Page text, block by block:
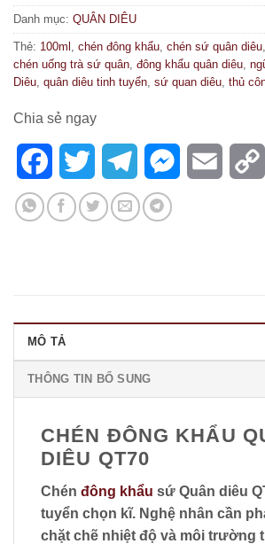
Danh mục: QUÂN DIÊU
Thẻ: 100ml chén đông khẩu chén sứ quân diêu
chén uống trà sứ quân đông khẩu quân diêu
Diêu quân diêu tinh tuyển sứ quan diêu thủ
Chia sẻ ngay
FacebookTwitter TelegramMessenger
Email
MÔ TẢ
THÔNG TIN BỔ SUNG
CHÉN ĐÔNG KHẨU
DIÊU QT70
Chén đông khẩu sứ Quân diêu
tuyển chọn kĩ. Nghệ nhân cần
chặt chẽ nhiệt độ và môi trường